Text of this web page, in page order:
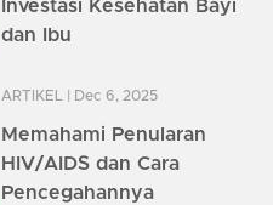
Investasi Kesehatan Bayi
dan Ibu
ARTIKEL | Dec 6, 2025
Memahami Penularan
HIV/AIDS dan Cara
Pencegahannya